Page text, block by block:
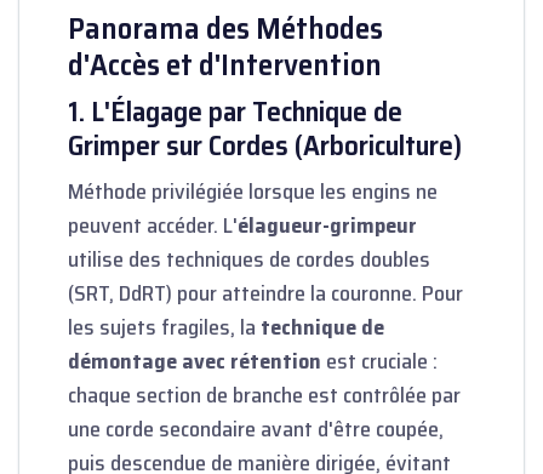
Panorama des Méthodes
d'Accès et d'Intervention
1. L'Élagage par Technique de
Grimper sur Cordes (Arboriculture)
Méthode privilégiée lorsque les engins ne
peuvent accéder. L'élagueur-grimpeur
utilise des techniques de cordes doubles
(SRT, DdRT) pour atteindre la couronne. Pour
les sujets fragiles, la technique de
démontage avec rétention est cruciale :
chaque section de branche est contrôlée par
une corde secondaire avant d'être coupée,
puis descendue de manière dirigée, évitant